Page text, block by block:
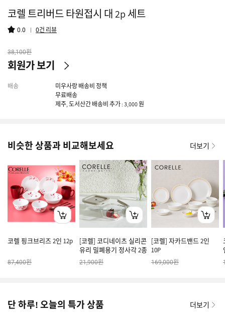
코렐 트리버드 타원접시 대 2p 세트
0.0 0건 리뷰
38,100원
회원가 보기
배송
미우사랑 배송비 정책
무료배송
제주, 도서산간 배송비 추가 : 3,000 원
비슷한 상품과 비교해보세요 더보기
코렐 핑크브리즈 2인 12p
87,400원
[코렐] 코디네이츠 실리콘
유리 밀폐용기 정사각 2종
21,900원
[코렐] 자카드밴드 2인
10P
169,000원
단 하루! 오늘의 특가 상품 더보기